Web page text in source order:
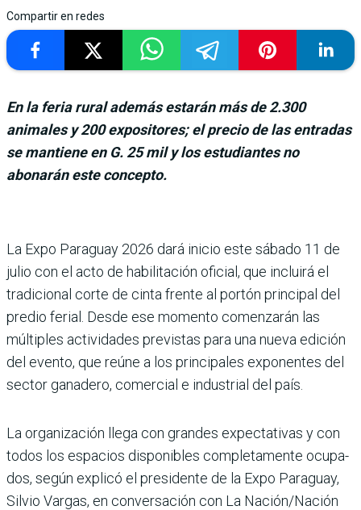
Compartir en redes
En la feria rural además estarán más de 2.300
animales y 200 expositores; el precio de las entradas
se mantiene en G. 25 mil y los estudiantes no
abonarán este concepto.
La Expo Paraguay 2026 dará inicio este sábado 11 de
julio con el acto de habilitación oficial, que incluirá el
tradicional corte de cinta frente al portón principal del
predio ferial. Desde ese momento comen­zarán las
múltiples activida­des previstas para una nueva edición
del evento, que reúne a los principales exponentes del
sector ganadero, comer­cial e industrial del país.
La organización llega con grandes expectativas y con
todos los espacios disponi­bles completamente ocupa­
dos, según explicó el presi­dente de la Expo Paraguay,
Silvio Vargas, en conversa­ción con La Nación/Nación